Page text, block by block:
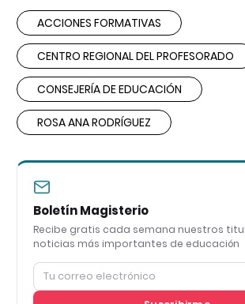
ACCIONES FORMATIVAS
CENTRO REGIONAL DEL PROFESORADO
CONSEJERÍA DE EDUCACIÓN
ROSA ANA RODRÍGUEZ
Boletín Magisterio
Recibe gratis cada semana nuestros
noticias más importantes de educación